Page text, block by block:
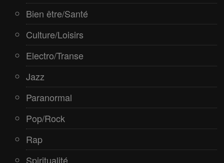
Bien être/Santé
Culture/Loisirs
Electro/Transe
Jazz
Paranormal
Pop/Rock
Rap
Spiritualité